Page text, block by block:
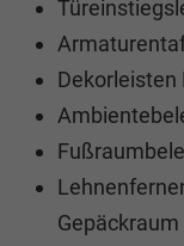
Dekorleisten
Gepäckraum